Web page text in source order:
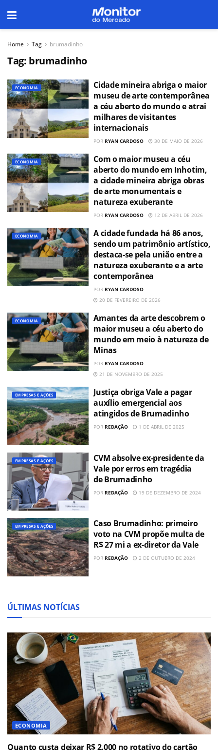
Home Tag brumadinho
Tag: brumadinho
ECONOMIA
Cidade mineira abriga o maior
museu de arte contemporânea
a céu aberto do mundo e atrai
milhares de visitantes
internacionais
POR RYAN CARDOSO 30 DE MAIO DE 2026
ECONOMIA
Com o maior museu a céu
aberto do mundo em Inhotim,
a cidade mineira abriga obras
de arte monumentais e
natureza exuberante
POR RYAN CARDOSO 12 DE ABRIL DE 2026
ECONOMIA
A cidade fundada há 86 anos,
sendo um patrimônio artístico,
destaca-se pela união entre a
natureza exuberante e a arte
contemporânea
POR RYAN CARDOSO
20 DE FEVEREIRO DE 2026
ECONOMIA
Amantes da arte descobrem o
maior museu a céu aberto do
mundo em meio à natureza de
Minas
POR RYAN CARDOSO
21 DE NOVEMBRO DE 2025
EMPRESAS E AÇÕES
Justiça obriga Vale a pagar
auxílio emergencial aos
atingidos de Brumadinho
POR REDAÇÃO 1 DE ABRIL DE 2025
EMPRESAS E AÇÕES
CVM absolve ex-presidente da
Vale por erros em tragédia
de Brumadinho
POR REDAÇÃO 19 DE DEZEMBRO DE 2024
EMPRESAS E AÇÕES
Caso Brumadinho: primeiro
voto na CVM propõe multa de
R$ 27 mi a ex-diretor da Vale
POR REDAÇÃO 2 DE OUTUBRO DE 2024
ÚLTIMAS NOTÍCIAS
ECONOMIA
Quanto custa deixar R$ 2.000 no rotativo do cartão